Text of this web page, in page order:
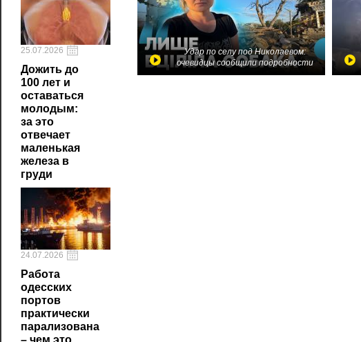
25.07.2026
Дожить до
100 лет и
оставаться
молодым:
за это
отвечает
маленькая
железа в
груди
24.07.2026
Работа
одесских
портов
практически
парализована
– чем это
Удар по селу под Николаевом:
очевидцы сообщили подробности